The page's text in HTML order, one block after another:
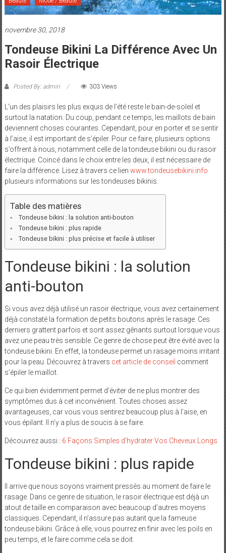
Maman
novembre 30, 2018
Tondeuse Bikini La Différence Avec Un
Rasoir Électrique
Posted By: admin 303 Views
L‘un des plaisirs les plus exquis de l’été reste le bain-de-soleil et
surtout la natation. Du coup, pendant ce temps, les maillots de bain
deviennent choses courantes. Cependant, pour en porter et se sentir
à l’aise, il est important de s’épiler. Pour ce faire, plusieurs options
s’offrent à nous, notamment celle de la tondeuse bikini ou du rasoir
électrique. Coincé dans le choix entre les deux, il est nécessaire de
faire la différence. Lisez à travers ce lien www.tondeusebikini.info
plusieurs informations sur les tondeuses bikinis.
Table des matières
Tondeuse bikini : la solution anti-bouton
Tondeuse bikini : plus rapide
Tondeuse bikini : plus précise et facile à utiliser
Tondeuse bikini : la solution
anti-bouton
Si vous avez déjà utilisé un rasoir électrique, vous avez certainement
déjà constaté la formation de petits boutons après le rasage. Ces
derniers grattent parfois et sont assez gênants surtout lorsque vous
avez une peau très sensible. Ce genre de chose peut être évité avec la
tondeuse bikini. En effet, la tondeuse permet un rasage moins irritant
pour la peau. Découvrez à travers cet article de conseil comment
s’épiler le maillot.
Ce qui bien évidemment permet d’éviter de ne plus montrer des
symptômes dus à cet inconvénient. Toutes choses assez
avantageuses, car vous vous sentirez beaucoup plus à l’aise, en
vous épilant. Il n’y a plus de soucis à se faire.
Découvrez aussi : 6 Façons Simples d’hydrater Vos Cheveux Longs
Tondeuse bikini : plus rapide
Il arrive que nous soyons vraiment pressés au moment de faire le
rasage. Dans ce genre de situation, le rasoir électrique est déjà un
atout de taille en comparaison avec beaucoup d’autres moyens
classiques. Cependant, il n’assure pas autant que la fameuse
tondeuse bikini. Grâce à elle, vous pourrez en finir avec les poils en
peu temps, et le faire comme cela se doit.